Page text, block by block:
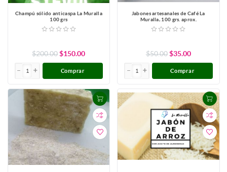
Champú sólido anticaspa La Muralla
100 grs
$200.00 $150.00
Comprar
Jabones artesanales de Café La
Muralla, 100 grs. aprox.
$50.00 $35.00
Comprar